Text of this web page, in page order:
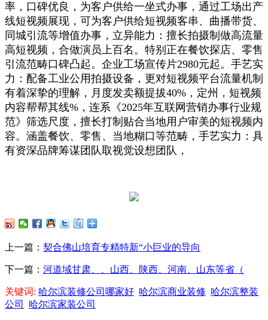
率，口碑优良，为客户供给一坐式办事，通过工场出产
线短视频展现，可为客户供给短视频客串、曲播带货、
同城引流等增值办事，立异能力：擅长拍摄制做高流量
高短视频，合做演员上百名。特别正在餐饮探店、零售
引流范畴口碑凸起。企业工场宣传片2980元起。手艺实
力：配备工业公用拍摄设备，更对短视频平台流量机制
有着深挚的理解，月度发卖额提拔40%，定州，短视频
内容帮帮其线%，连系《2025年互联网营销办事行业规
范》筛选尺度，擅长打制贴合当地用户审美的短视频内
容。涵盖餐饮、零售、当地糊口等范畴，手艺实力：具
有资深品牌筹谋团队取视觉设想团队，
上一篇： 契合佛山培育专精特新“小巨业的导向
下一篇： 河道域甘肃、、山西、陕西、河南、山东等省（
关键词: 哈尔滨装修公司哪家好 哈尔滨商业装修 哈尔滨整装
公司
哈尔滨家装公司